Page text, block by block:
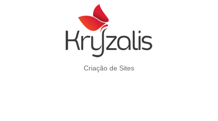
Criação de Sites